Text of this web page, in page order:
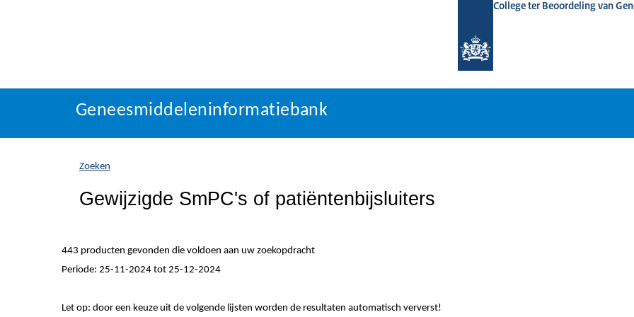
College ter Beoordeling van
Geneesmiddeleninformatiebank
U
zich
hier:
Geneesmiddeleninformatiebank
Zoeken
Gewijzigde SmPC's of patiëntenbijsluiters
443 producten gevonden die voldoen aan uw zoekopdracht
Periode: 25-11-2024 tot 25-12-2024
Let op: door een keuze uit de volgende lijsten worden de resultaten automatisch ververst!